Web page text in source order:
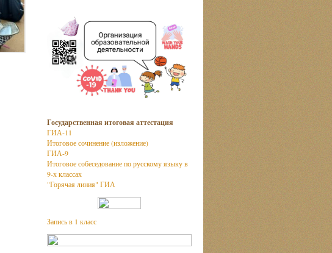
Государственная итоговая аттестация
ГИА-11
Итоговое сочинение (изложение)
ГИА-9
Итоговое собеседование по русскому языку в
9-х классах
"Горячая линия" ГИА
Запись в 1 класс